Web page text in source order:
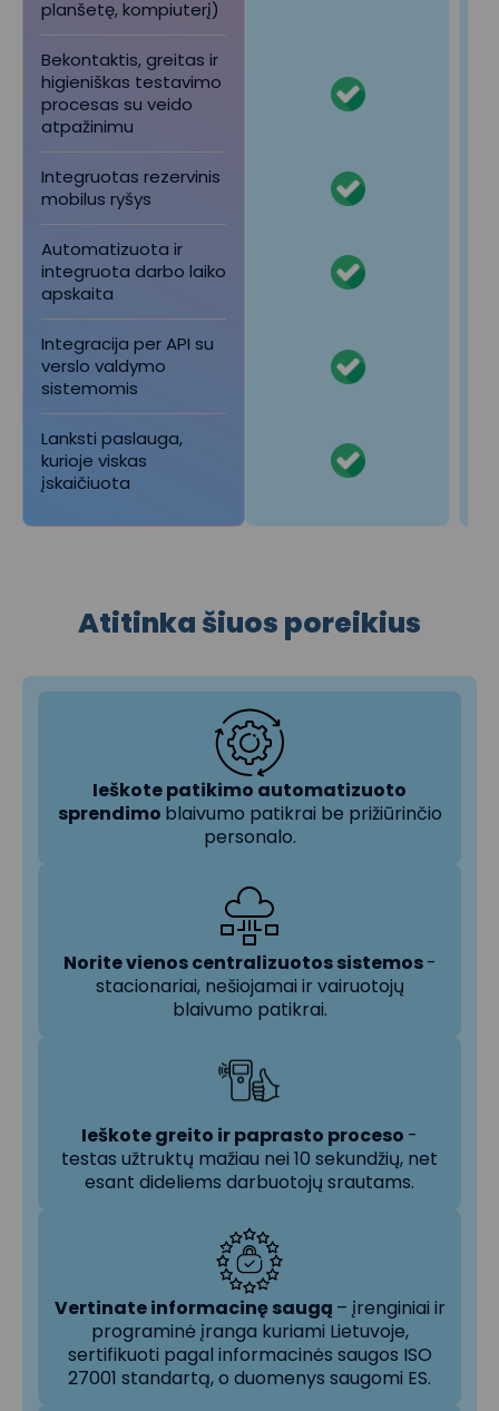
planšetę, kompiuterį)
Bekontaktis, greitas ir
higieniškas testavimo
procesas su veido
atpažinimu
Integruotas rezervinis
mobilus ryšys
Automatizuota ir
integruota darbo laiko
apskaita
Integracija per API su
verslo valdymo
sistemomis
Lanksti paslauga,
kurioje viskas
įskaičiuota
Atitinka šiuos poreikius
Ieškote patikimo automatizuoto
sprendimo blaivumo patikrai be prižiūrinčio
personalo.
Norite vienos centralizuotos sistemos-
stacionariai, nešiojamai ir vairuotojų
blaivumo patikrai.
Ieškote greito ir paprasto proceso -
testas užtruktų mažiau nei 10 sekundžių, net
esant dideliems darbuotojų srautams.
Vertinate informacinę saugą – įrenginiai ir
programinė įranga kuriami Lietuvoje,
sertifikuoti pagal informacinės saugos ISO
27001 standartą, o duomenys saugomi ES.